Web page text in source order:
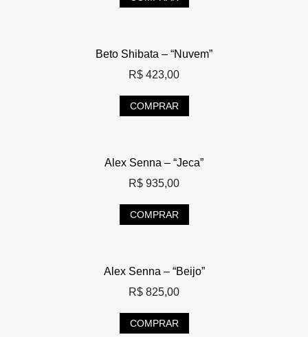
Beto Shibata – “Nuvem”
R$ 423,00
COMPRAR
Alex Senna – “Jeca”
R$ 935,00
COMPRAR
Alex Senna – “Beijo”
R$ 825,00
COMPRAR